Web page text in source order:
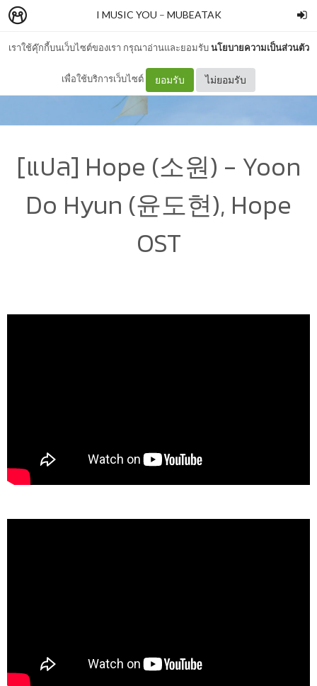
เราใช้คุ๊กกี้บนเว็บไซต์ของเรา กรุณาอ่านและยอมรับนโยบายความเป็นส่วนตัว
เพื่อใช้บริการเว็บไซต์ ยอมรับ ไม่ยอมรับ
I MUSIC YOU – MUBEATAK
[แปล] Hope (소원) - Yoon
Do Hyun (윤도현), Hope
OST